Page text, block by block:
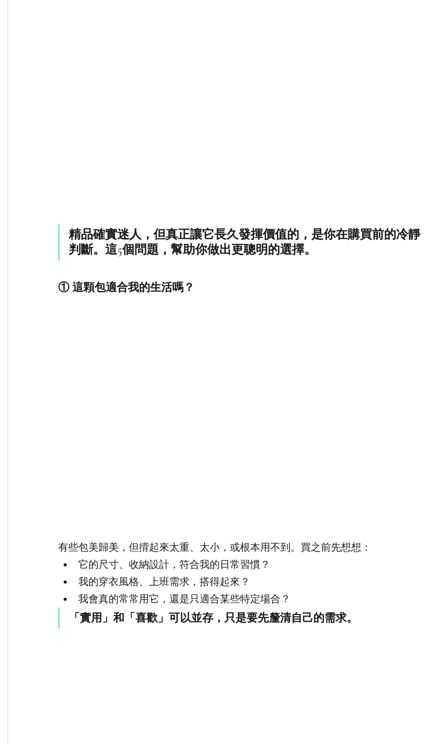
精品確實迷人，但真正讓它長久發揮價值的，是你在購買前的冷靜
判斷。這5個問題，幫助你做出更聰明的選擇。
① 這顆包適合我的生活嗎？
有些包美歸美，但揹起來太重、太小，或根本用不到。買之前先想想：
它的尺寸、收納設計，符合我的日常習慣？
我的穿衣風格、上班需求，搭得起來？
我會真的常常用它，還是只適合某些特定場合？
「實用」和「喜歡」可以並存，只是要先釐清自己的需求。